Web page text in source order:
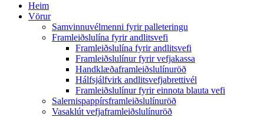
Heim
Vörur
Samvinnuvélmenni fyrir palleteringu
Framleiðslulína fyrir andlitsvefi
Framleiðslulína fyrir andlitsvefi
Framleiðslulínur fyrir vefjakassa
Handklæðaframleiðslulínuröð
Hálfsjálfvirk andlitsvefjabrettivél
Framleiðslulínur fyrir einnota blauta vefi
Salernispappírsframleiðslulínuröð
Vasaklút vefjaframleiðslulínuröð